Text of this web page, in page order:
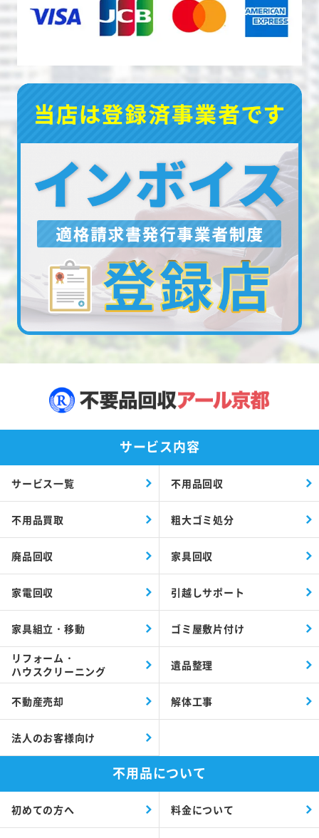
サービス内容
サービス一覧 不用品回収
不用品買取 粗大ゴミ処分
廃品回収 家具回収
家電回収 引越しサポート
家具組立・移動 ゴミ屋敷片付け
リフォーム・
ハウスクリーニング
遺品整理
不動産売却 解体工事
法人のお客様向け
不用品について
初めての方へ 料金について